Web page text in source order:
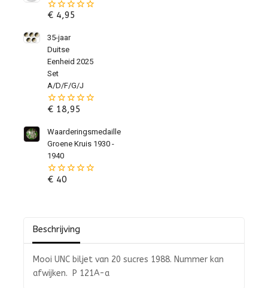
0
de
5
€4,95
35-jaar
Duitse
Eenheid 2025
Set
A/D/F/G/J
0
de
€18,95
Waarderingsmedaille
Groene Kruis 1930 -
1940
0
€40
Beschrijving
Mooi UNC biljet van 20 sucres 1988. Nummer kan
afwijken. P 121A-a